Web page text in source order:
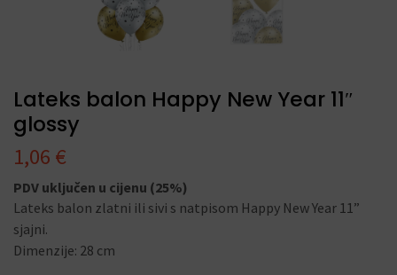
Lateks balon Happy New Year 11″
glossy
1,06 €
PDV uključen u cijenu (25%)
Lateks balon zlatni ili sivi s natpisom Happy New Year 11”
sjajni.
Dimenzije: 28 cm